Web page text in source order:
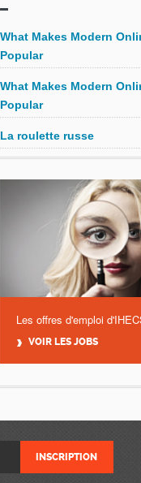
What Makes Modern
Popular
What Makes Modern
Popular
La roulette russe
Les offres d'emploi
VOIR LES JOBS